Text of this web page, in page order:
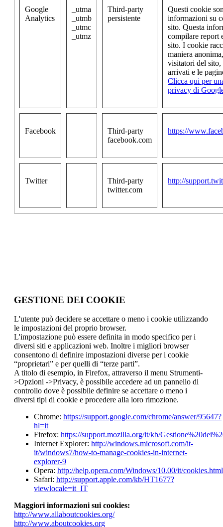
Google
Analytics
_utma
_utmb
_utmc
_utmz
Third-party
persistente
Questi cookie
informazioni su
sito. Questa
compilare report
sito. I cookie
maniera
visitatori del
arrivati e le
Clicca qui per
privacy di
Facebook
Third-party
facebook.com
https://
Twitter
Third-party
twitter.com
http://
GESTIONE DEI COOKIE
L'utente può decidere se accettare o meno i cookie utilizzando
le impostazioni del proprio browser.
L'impostazione può essere definita in modo specifico per i
diversi siti e applicazioni web. Inoltre i migliori browser
consentono di definire impostazioni diverse per i cookie
“proprietari” e per quelli di “terze parti”.
A titolo di esempio, in Firefox, attraverso il menu Strumenti-
>Opzioni ->Privacy, è possibile accedere ad un pannello di
controllo dove è possibile definire se accettare o meno i
diversi tipi di cookie e procedere alla loro rimozione.
Chrome: https://support.google.com/chrome/answer/95647?
hl=it
Firefox: https://support.mozilla.org/it/kb/
Internet Explorer: http://windows.microsoft.com/it-
it/windows7/how-to-manage-cookies-in-internet-
explorer-9
Opera: http://help.opera.com/Windows/10.00/it/cookies.html
Safari: http://support.apple.com/kb/HT1677?
viewlocale=it_IT
Maggiori informazioni sui cookies:
http://www.allaboutcookies.org/
http://www.aboutcookies.org